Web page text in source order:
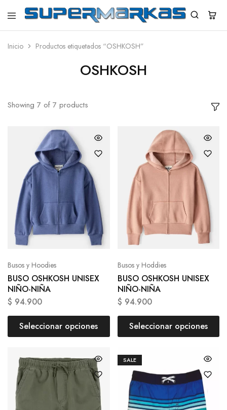
SuperMarkas
Ropa
con
Inicio Productos etiquetados “OSHKOSH”
OSHKOSH
Showing 7 of 7 products
Busos y Hoodies
BUSO OSHKOSH UNISEX
NIÑO-NIÑA
$ 94.900
Seleccionar opciones
Busos y Hoddies
BUSO OSHKOSH UNISEX
NIÑO-NIÑA
$ 94.900
Seleccionar opciones
SALE